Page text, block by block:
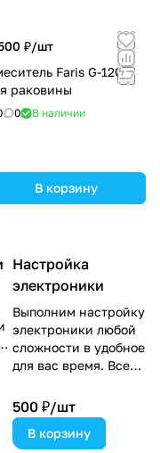
₽/шт
Faris G-120
раковины
0 В наличии
В корзину
Настройка
электроники
Выполним настройку
электроники любой
сложности в удобное
для вас время. Все
уборкой помещения
— вам не придется
тратить силы на то,
500 ₽/шт
В корзину